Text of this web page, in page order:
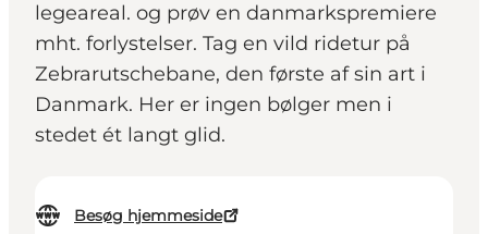
legeareal. og prøv en danmarkspremiere
mht. forlystelser. Tag en vild ridetur på
Zebrarutschebane, den første af sin art i
Danmark. Her er ingen bølger men i
stedet ét langt glid.
Besøg hjemmeside